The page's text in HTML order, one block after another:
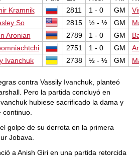
Kramnik 2811 1 - 0 GM
So 2815 ½ - ½ GM
Aronian 2789 1 - 0 GM
2751 1 - 0 GM
Ivanchuk 2738 ½ - ½ GM
contra Vassily Ivanchuk, planteó
Pero la partida concluyó en
hubiese sacrificado la dama y
golpe de su derrota en la primera
Jobava.
a Anish Giri en una partida retorcida